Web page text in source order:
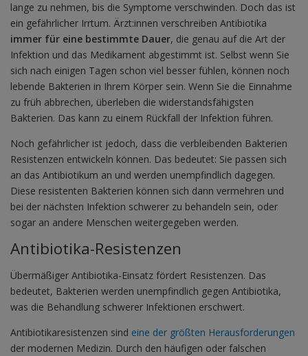
lange zu nehmen, bis die Symptome verschwinden. Doch das ist
ein gefährlicher Irrtum. Ärzt:innen verschreiben Antibiotika
immer für eine bestimmte Dauer, die genau auf die Art der
Infektion und das Medikament abgestimmt ist. Selbst wenn Sie
sich nach einigen Tagen schon viel besser fühlen, können noch
lebende Bakterien in Ihrem Körper sein. Wenn Sie die Einnahme
zu früh abbrechen, überleben die widerstandsfähigsten
Bakterien. Das kann zu einem Rückfall der Infektion führen.
Noch gefährlicher ist jedoch, dass die verbleibenden Bakterien
Resistenzen entwickeln können. Das bedeutet: Sie passen sich
an das Antibiotikum an und werden unempfindlich dagegen.
Diese resistenten Bakterien können sich dann vermehren und
bei der nächsten Infektion schwerer zu behandeln sein, oder
sogar an andere Menschen weitergegeben werden.
Antibiotika-Resistenzen
Übermäßiger Antibiotika-Einsatz fördert Resistenzen. Das
bedeutet, Bakterien werden unempfindlich gegen Antibiotika,
was die Behandlung schwerer Infektionen erschwert.
Antibiotikaresistenzen sind eine der größten Herausforderungen
der modernen Medizin. Durch den häufigen oder falschen